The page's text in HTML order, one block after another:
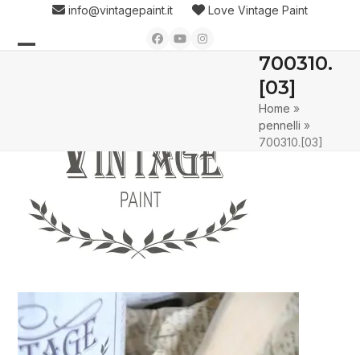
content
info@vintagepaint.it Love Vintage Paint
Facebook
YouTubeInstagram
700310.
[03]
Home »
pennelli »
700310.[03]